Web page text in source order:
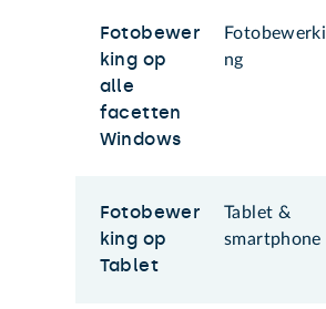
Fotobewer
king op
alle
facetten
Windows
Fotobewerki
ng
Fotobewer
king op
Tablet
Tablet &
smartphone